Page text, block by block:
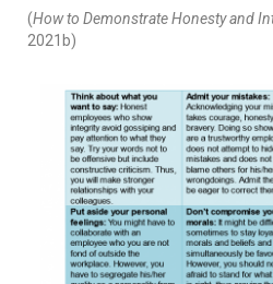
(How to Demonstrate Honesty and
2021b)